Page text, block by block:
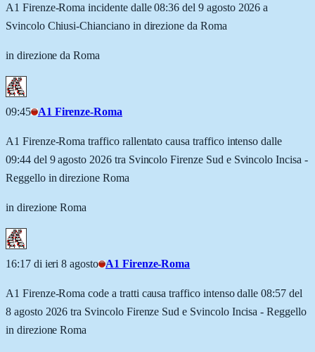
A1 Firenze-Roma incidente dalle 08:36 del 9 agosto 2026 a
Svincolo Chiusi-Chianciano in direzione da Roma
in direzione da Roma
09:45 A1 Firenze-Roma
A1 Firenze-Roma traffico rallentato causa traffico intenso dalle
09:44 del 9 agosto 2026 tra Svincolo Firenze Sud e Svincolo Incisa -
Reggello in direzione Roma
in direzione Roma
16:17 di ieri 8 agosto A1 Firenze-Roma
A1 Firenze-Roma code a tratti causa traffico intenso dalle 08:57 del
8 agosto 2026 tra Svincolo Firenze Sud e Svincolo Incisa - Reggello
in direzione Roma